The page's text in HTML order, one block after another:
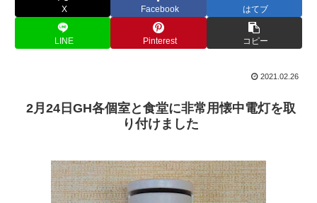
X Facebook はてブ
LINE Pinterest コピー
2021.02.26
2月24日GH各個室と食堂に非常用懐中電灯を取
り付けました